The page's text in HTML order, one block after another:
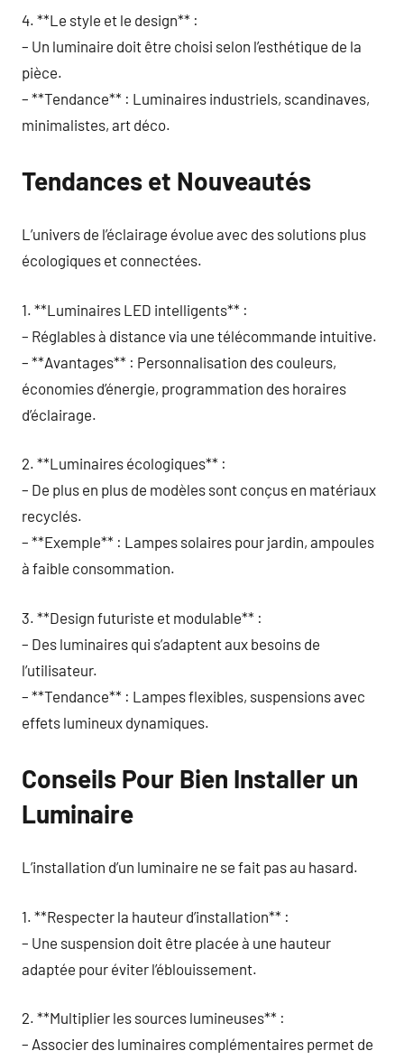
4. **Le style et le design** :
– Un luminaire doit être choisi selon l’esthétique de la
pièce.
– **Tendance** : Luminaires industriels, scandinaves,
minimalistes, art déco.
Tendances et Nouveautés
L’univers de l’éclairage évolue avec des solutions plus
écologiques et connectées.
1. **Luminaires LED intelligents** :
– Réglables à distance via une télécommande intuitive.
– **Avantages** : Personnalisation des couleurs,
économies d’énergie, programmation des horaires
d’éclairage.
2. **Luminaires écologiques** :
– De plus en plus de modèles sont conçus en matériaux
recyclés.
– **Exemple** : Lampes solaires pour jardin, ampoules
à faible consommation.
3. **Design futuriste et modulable** :
– Des luminaires qui s’adaptent aux besoins de
l’utilisateur.
– **Tendance** : Lampes flexibles, suspensions avec
effets lumineux dynamiques.
Conseils Pour Bien Installer un
Luminaire
L’installation d’un luminaire ne se fait pas au hasard.
1. **Respecter la hauteur d’installation** :
– Une suspension doit être placée à une hauteur
adaptée pour éviter l’éblouissement.
2. **Multiplier les sources lumineuses** :
– Associer des luminaires complémentaires permet de